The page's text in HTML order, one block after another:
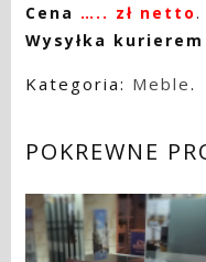
Cena ….. zł netto .
Wysyłka
Kategoria: Meble.
POKREWNE